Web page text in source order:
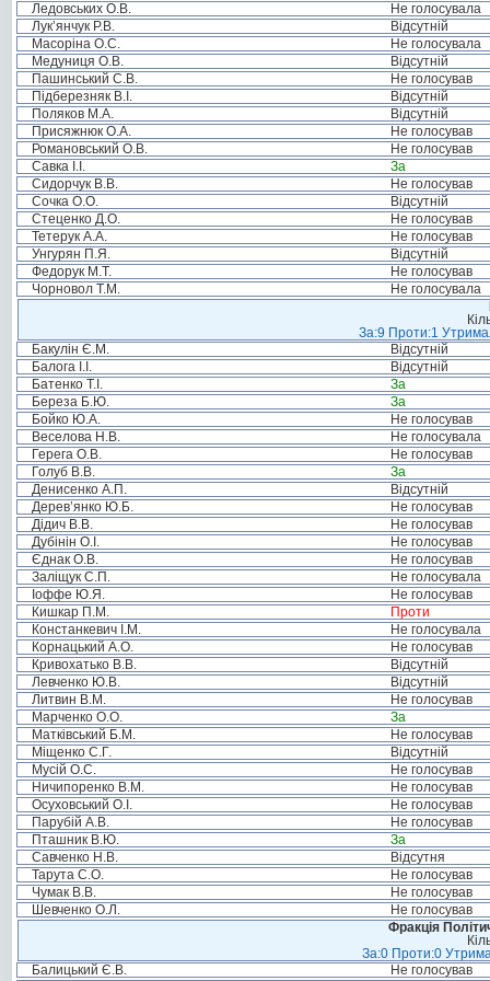
Ледовських О.В.
Не голосувала
Лук’янчук Р.В.
Відсутній
Масоріна О.С.
Не голосувала
Медуниця О.В.
Відсутній
Пашинський С.В.
Не голосував
Підберезняк В.І.
Відсутній
Поляков М.А.
Відсутній
Присяжнюк О.А.
Не голосував
Романовський О.В.
Не голосував
Савка І.І.
За
Сидорчук В.В.
Не голосував
Сочка О.О.
Відсутній
Стеценко Д.О.
Не голосував
Тетерук А.А.
Не голосував
Унгурян П.Я.
Відсутній
Федорук М.Т.
Не голосував
Чорновол Т.М.
Не голосувала
За:9 Проти:1
Бакулін Є.М.
Відсутній
Балога І.І.
Відсутній
Батенко Т.І.
За
Береза Б.Ю.
За
Бойко Ю.А.
Не голосував
Веселова Н.В.
Не голосувала
Герега О.В.
Не голосував
Голуб В.В.
За
Денисенко А.П.
Відсутній
Дерев’янко Ю.Б.
Не голосував
Дідич В.В.
Не голосував
Дубінін О.І.
Не голосував
Єднак О.В.
Не голосував
Заліщук С.П.
Не голосувала
Іоффе Ю.Я.
Не голосував
Кишкар П.М.
Проти
Констанкевич І.М.
Не голосувала
Корнацький А.О.
Не голосував
Кривохатько В.В.
Відсутній
Левченко Ю.В.
Відсутній
Литвин В.М.
Не голосував
Марченко О.О.
За
Матківський Б.М.
Не голосував
Міщенко С.Г.
Відсутній
Мусій О.С.
Не голосував
Ничипоренко В.М.
Не голосував
Осуховський О.І.
Не голосував
Парубій А.В.
Не голосував
Пташник В.Ю.
За
Савченко Н.В.
Відсутня
Тарута С.О.
Не голосував
Чумак В.В.
Не голосував
Шевченко О.Л.
Не голосував
Фракція
За:0 Проти:0
Балицький Є.В.
Не голосував